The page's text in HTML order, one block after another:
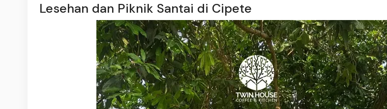
Lesehan dan Piknik Santai di Cipete